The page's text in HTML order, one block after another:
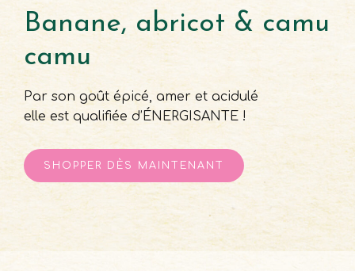
Banane, abricot & camu
camu
Par son goût épicé, amer et acidulé
elle est qualifiée d’ÉNERGISANTE !
SHOPPER DЀS MAINTENANT